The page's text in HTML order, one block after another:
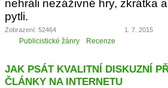
nehráli nezáživné hry, zkrátka
pytli.
Zobrazení: 52464 1. 7. 2015
Publicistické žánry Recenze
JAK PSÁT KVALITNÍ DISKUZNÍ
ČLÁNKY NA INTERNETU